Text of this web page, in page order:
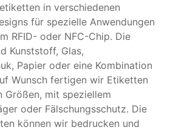
in verschiedenen
für spezielle Anwendungen
RFID- oder NFC-Chip. Die
Kunststoff, Glas,
Papier oder eine Kombination
Wunsch fertigen wir Etiketten
Größen, mit speziellem
oder Fälschungsschutz. Die
können wir bedrucken und